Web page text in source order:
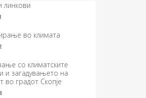
линкови
во климата
со климатските
и загадувањето на
во градот Скопје